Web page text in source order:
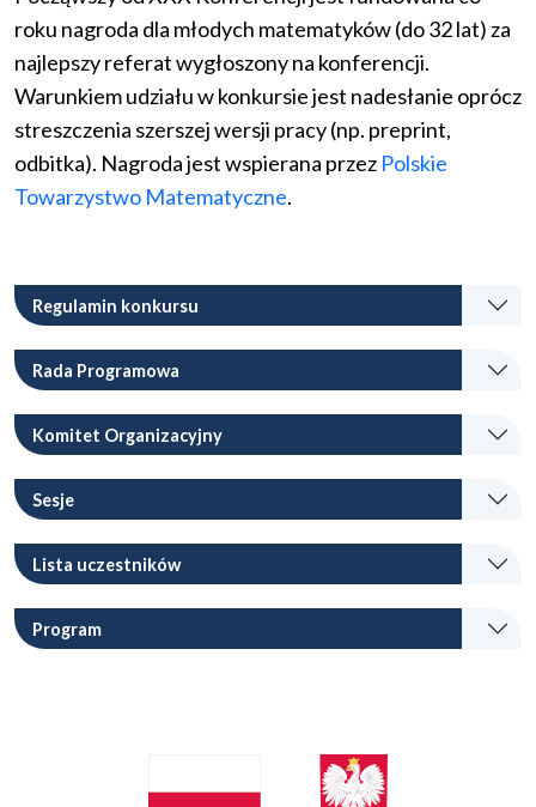
roku nagroda dla młodych matematyków (do 32 lat) za
najlepszy referat wygłoszony na konferencji.
Warunkiem udziału w konkursie jest nadesłanie oprócz
streszczenia szerszej wersji pracy (np. preprint,
odbitka). Nagroda jest wspierana przez Polskie
Towarzystwo Matematyczne.
Regulamin konkursu
Rada Programowa
Komitet Organizacyjny
Sesje
Lista uczestników
Program